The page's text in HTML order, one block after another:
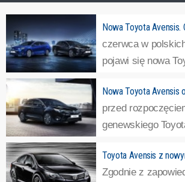
Nowa Toyota Avensis.
czerwca w
pojawi się nowa
Dobra wiadomość jest taka, że ceny
wzrosły, za to podniósł się poziom
poszczególnych wersji. Cennik nowego
Nowa Toyota Avensis
przed
genewskiego
Avensis nowej generacji. Co prawda
pojazdu debiutowała pod koniec 2008
Toyota Avensis z
Zgodnie z